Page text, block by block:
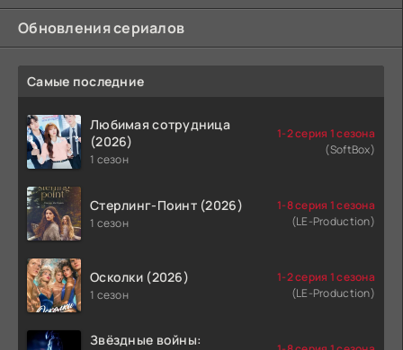
Обновления сериалов
Самые последние
Любимая сотрудница
(2026)
1 сезон
1-2 серия 1 сезона
(SoftBox)
Стерлинг-Поинт (2026)
1 сезон
1-8 серия 1 сезона
(LE-Production)
Осколки (2026)
1 сезон
1-2 серия 1 сезона
(LE-Production)
Звёздные войны: